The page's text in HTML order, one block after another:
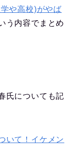
や高校)がやば
う内容でまとめ
氏についても記
いて！イケメン